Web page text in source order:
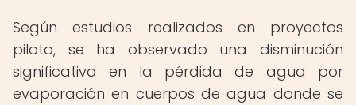
Según estudios realizados en proyectos
piloto, se ha observado una disminución
significativa en la pérdida de agua por
evaporación en cuerpos de agua donde se